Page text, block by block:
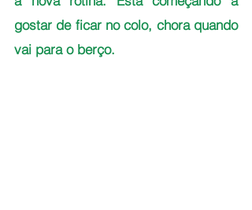
gostar de ficar no colo, chora quando
vai para o berço.